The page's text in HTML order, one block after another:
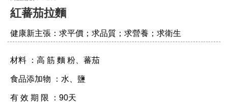
紅蕃茄拉麵
健康新主張：求平價；求品質；求營養；求衛生
材料 ：高 筋 麵 粉、蕃茄
食品添加物 ：水、鹽
有 效 期 限 ：90天